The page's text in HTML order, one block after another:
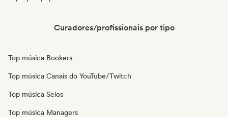
Curadores/profissionais por tipo
Top música Bookers
Top música Canais do YouTube/Twitch
Top música Selos
Top música Managers